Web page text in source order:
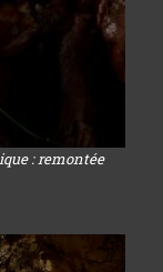
: remontée